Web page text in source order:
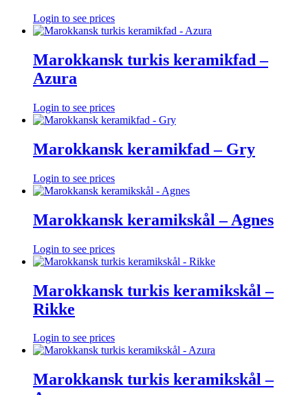
Login to see prices
Marokkansk turkis keramikfad –
Azura
Login to see prices
Marokkansk keramikfad – Gry
Login to see prices
Marokkansk keramikskål – Agnes
Login to see prices
Marokkansk turkis keramikskål –
Rikke
Login to see prices
Marokkansk turkis keramikskål –